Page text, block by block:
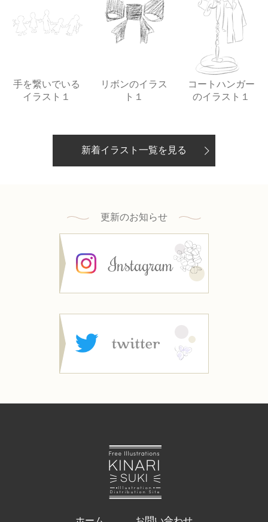
手を繋いでいる
イラスト１
リボンのイラス
ト１
コートハンガー
のイラスト１
新着イラスト一覧を見る
更新のお知らせ